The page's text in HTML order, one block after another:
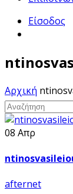
Είσοδος
Αρχική
08 Απρ
afternet